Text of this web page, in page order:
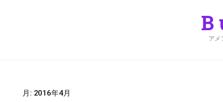
アメ
月: 2016年4月